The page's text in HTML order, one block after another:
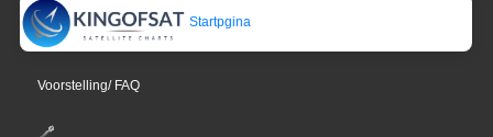
Startpgina
Voorstelling/ FAQ